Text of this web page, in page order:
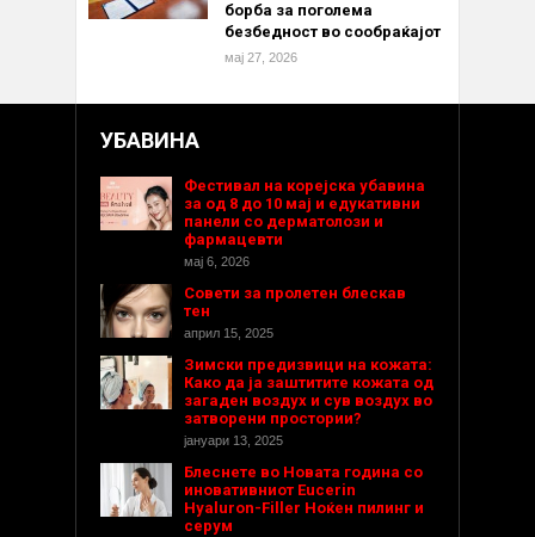
борба за поголема
безбедност во сообраќајот
мај 27, 2026
УБАВИНА
Фестивал на корејска убавина
за од 8 до 10 мај и едукативни
панели со дерматолози и
фармацевти
мај 6, 2026
Совети за пролетен блескав
тен
април 15, 2025
Зимски предизвици на кожата:
Како да ја заштитите кожата од
загаден воздух и сув воздух во
затворени простории?
јануари 13, 2025
Блеснете во Новата година со
иновативниот Eucerin
Hyaluron-Filler Ноќен пилинг и
серум